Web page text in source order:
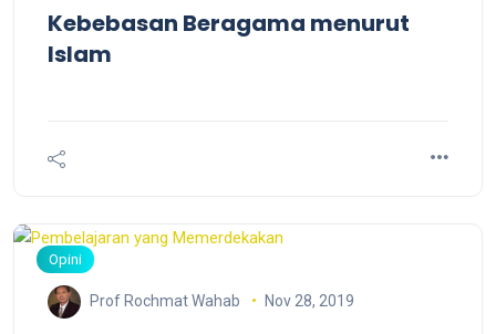
Kebebasan Beragama menurut
Islam
Opini
Prof Rochmat Wahab Nov 28, 2019